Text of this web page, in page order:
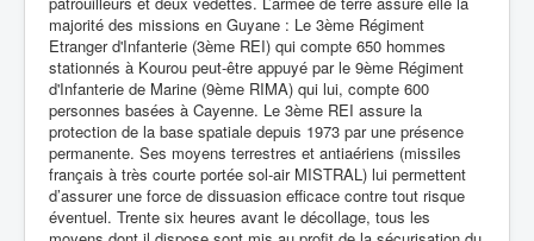
majorité des missions en Guyane : Le 3ème Régiment
Etranger d'Infanterie (3ème REI) qui compte 650 hommes
stationnés à Kourou peut-être appuyé par le 9ème Régiment
d'Infanterie de Marine (9ème RIMA) qui lui, compte 600
personnes basées à Cayenne. Le 3ème REI assure la
protection de la base spatiale depuis 1973 par une présence
permanente. Ses moyens terrestres et antiaériens (missiles
français à très courte portée sol-air MISTRAL) lui permettent
d’assurer une force de dissuasion efficace contre tout risque
éventuel. Trente six heures avant le décollage, tous les